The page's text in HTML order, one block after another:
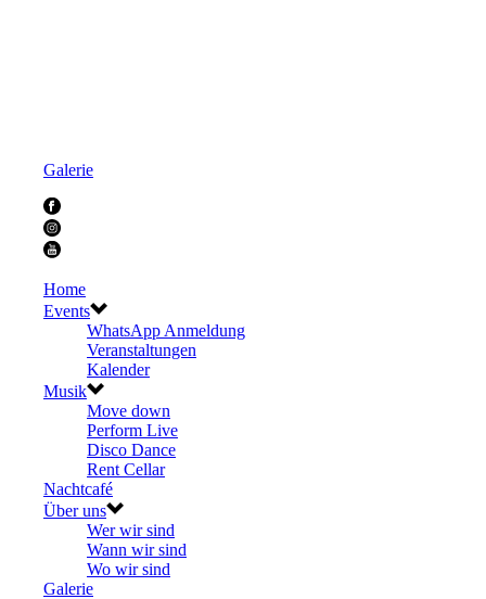
Galerie
Home
Events
WhatsApp Anmeldung
Veranstaltungen
Kalender
Musik
Move down
Perform Live
Disco Dance
Rent Cellar
Nachtcafé
Über uns
Wer wir sind
Wann wir sind
Wo wir sind
Galerie